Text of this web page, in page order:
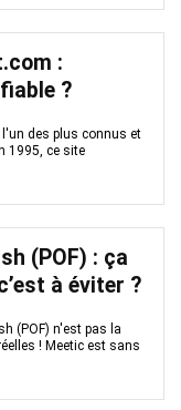
:
?
des plus connus et
1995, ce site
(POF) : ça
à éviter ?
(POF) n'est pas la
! Meetic est sans